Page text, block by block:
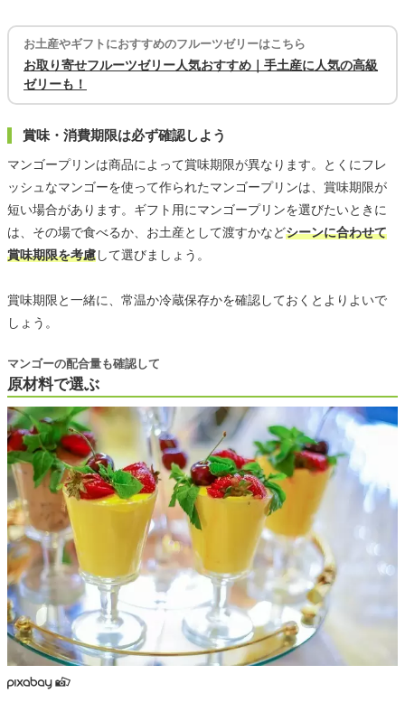
お土産やギフトにおすすめのフルーツゼリーはこちら
お取り寄せフルーツゼリー人気おすすめ｜手土産に人気の高級
ゼリーも！
賞味・消費期限は必ず確認しよう
マンゴープリンは商品によって賞味期限が異なります。とくにフレ
ッシュなマンゴーを使って作られたマンゴープリンは、賞味期限が
短い場合があります。ギフト用にマンゴープリンを選びたいときに
は、その場で食べるか、お土産として渡すかなどシーンに合わせて
賞味期限を考慮して選びましょう。
賞味期限と一緒に、常温か冷蔵保存かを確認しておくとよりよいで
しょう。
原材料で選ぶ
マンゴーの配合量も確認して